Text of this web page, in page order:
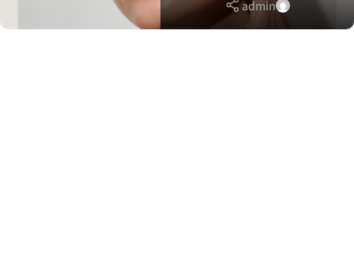
admin